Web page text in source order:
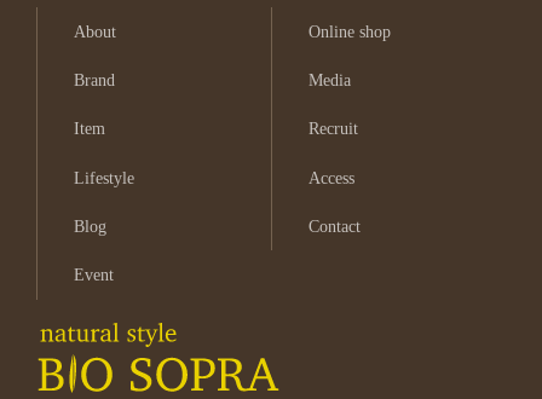
About
Brand
Item
Lifestyle
Blog
Event
Online shop
Media
Recruit
Access
Contact